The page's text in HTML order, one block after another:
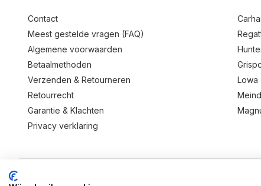
Contact
Meest gestelde vragen (FAQ)
Algemene voorwaarden
Betaalmethoden
Verzenden & Retourneren
Retourrecht
Garantie & Klachten
Privacy verklaring
Lowa